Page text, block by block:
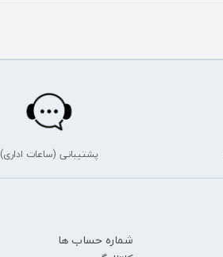
پشتیبانی (ساعات اداری)
شماره حساب ها